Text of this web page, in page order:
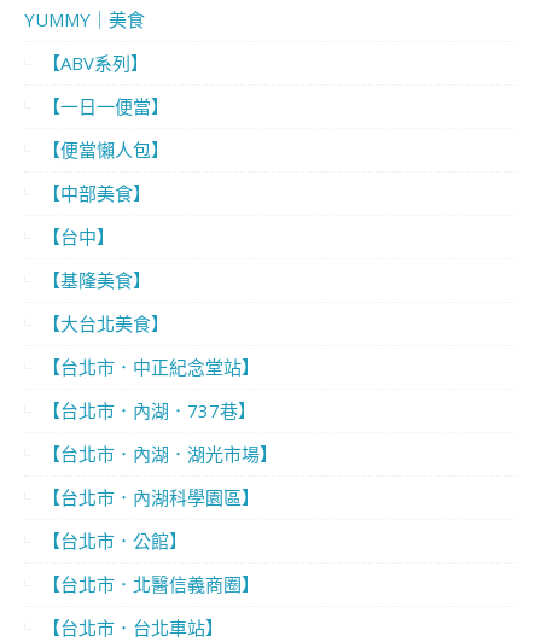
YUMMY｜美食
【ABV系列】
【一日一便當】
【便當懶人包】
【中部美食】
【台中】
【基隆美食】
【大台北美食】
【台北市．中正紀念堂站】
【台北市．內湖．737巷】
【台北市．內湖．湖光市場】
【台北市．內湖科學園區】
【台北市．公館】
【台北市．北醫信義商圈】
【台北市．台北車站】